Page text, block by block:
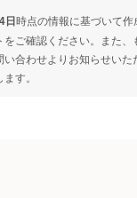
日時点の情報に基づいて
ご確認ください。また、
合わせよりお知らせい
す。